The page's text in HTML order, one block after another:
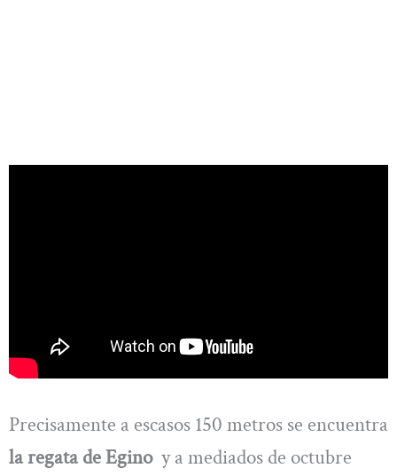
Precisamente a escasos 150 metros se encuentra
la regata de Egino y a mediados de octubre